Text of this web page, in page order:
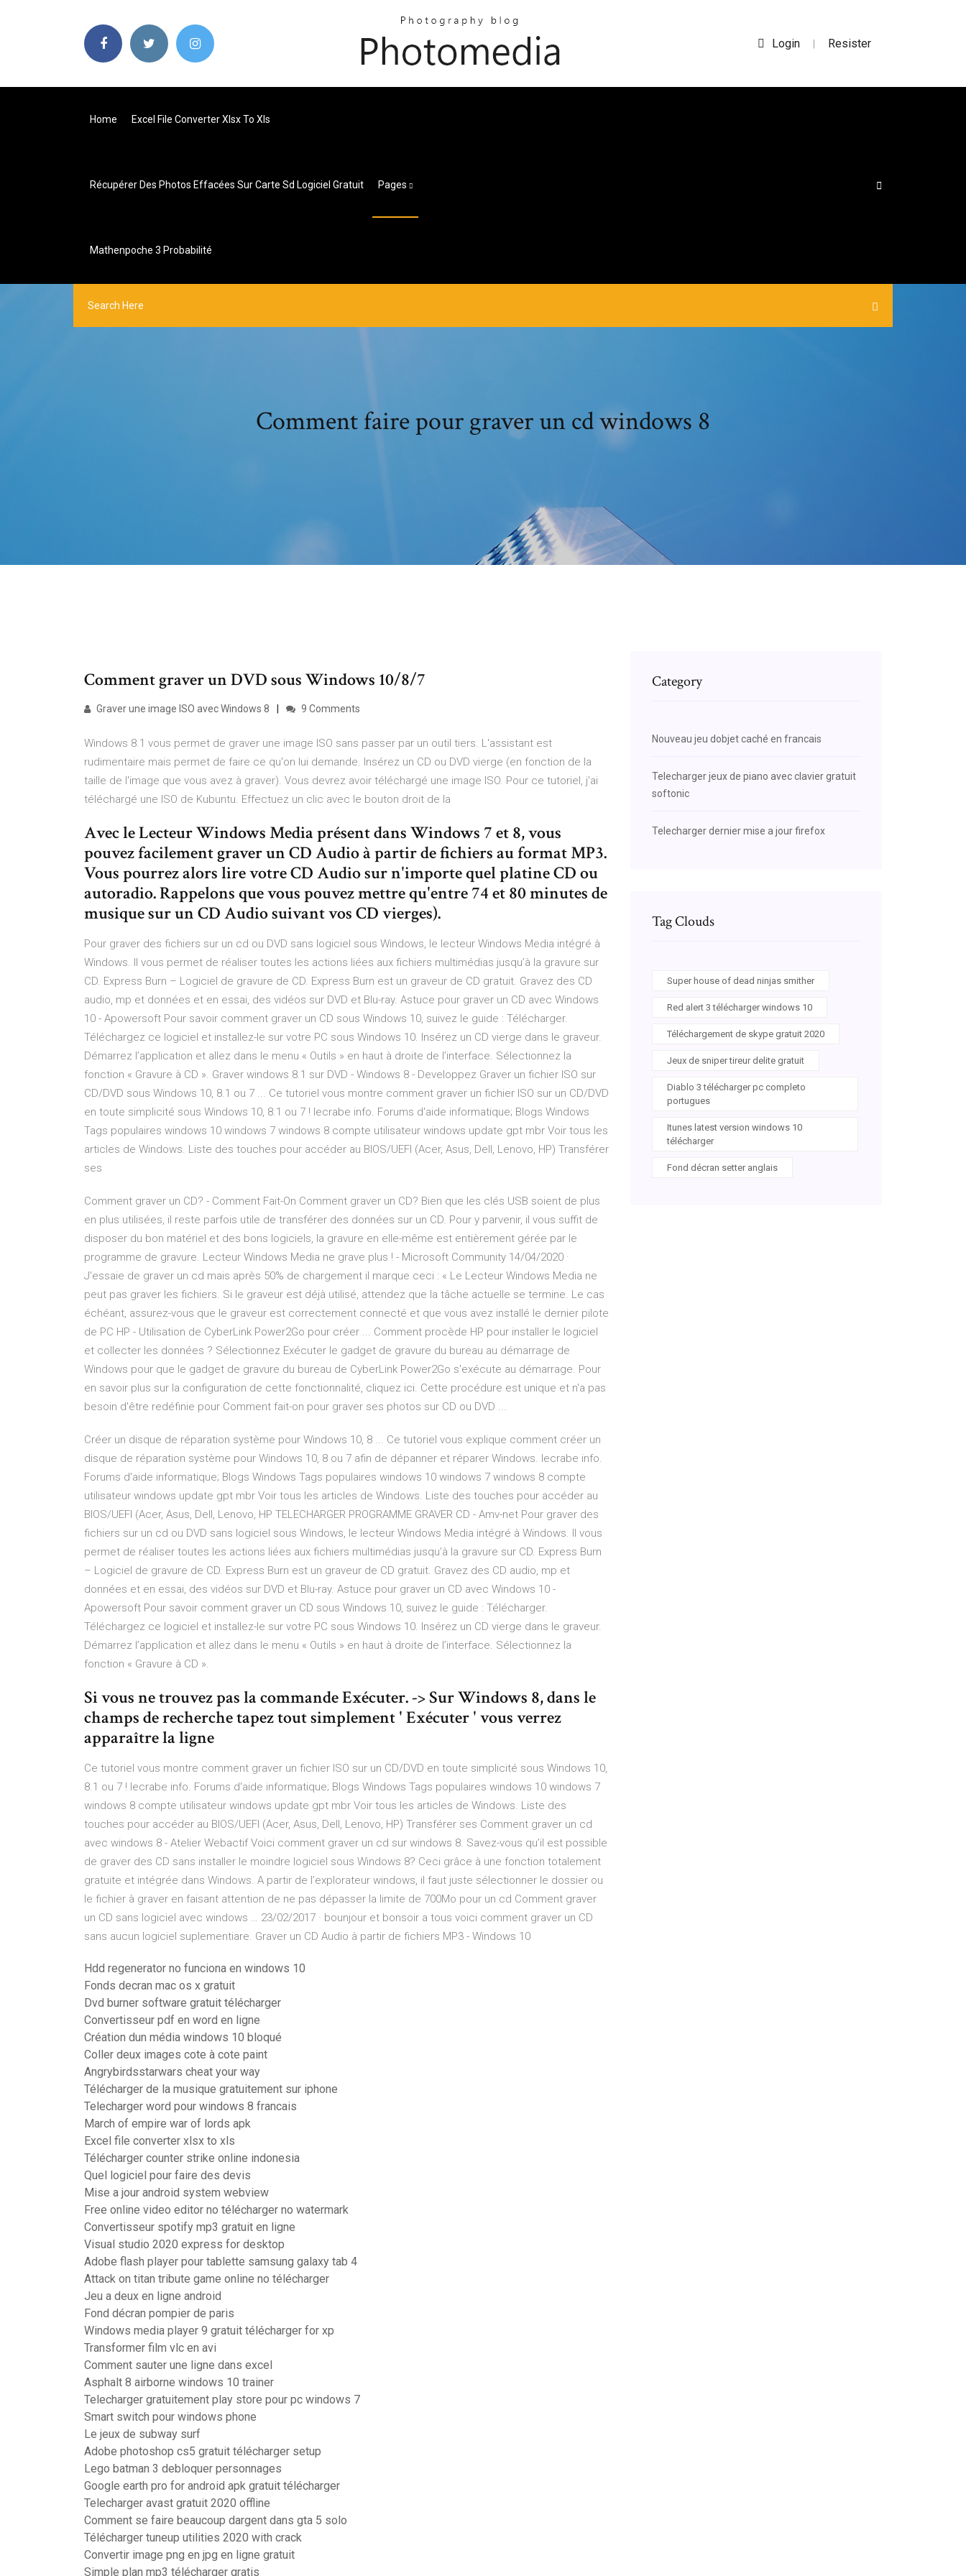
Login | Resister
Home Excel File Converter Xlsx To Xls
Récupérer Des Photos Effacées Sur Carte Sd Logiciel Gratuit Pages
Mathenpoche 3 Probabilité
Comment faire pour graver un cd windows 8
Comment graver un DVD sous Windows 10/8/7
Graver une image ISO avec Windows 8 9 Comments
Windows 8.1 vous permet de graver une image ISO sans passer par un outil tiers. L'assistant est
rudimentaire mais permet de faire ce qu'on lui demande. Insérez un CD ou DVD vierge (en fonction de la
taille de l'image que vous avez à graver). Vous devrez avoir téléchargé une image ISO. Pour ce tutoriel, j'ai
téléchargé une ISO de Kubuntu. Effectuez un clic avec le bouton droit de la
Avec le Lecteur Windows Media présent dans Windows 7 et 8, vous
pouvez facilement graver un CD Audio à partir de fichiers au format MP3.
Vous pourrez alors lire votre CD Audio sur n'importe quel platine CD ou
autoradio. Rappelons que vous pouvez mettre qu'entre 74 et 80 minutes de
musique sur un CD Audio suivant vos CD vierges).
Pour graver des fichiers sur un cd ou DVD sans logiciel sous Windows, le lecteur Windows Media intégré à
Windows. Il vous permet de réaliser toutes les actions liées aux fichiers multimédias jusqu’à la gravure sur
CD. Express Burn – Logiciel de gravure de CD. Express Burn est un graveur de CD gratuit. Gravez des CD
audio, mp et données et en essai, des vidéos sur DVD et Blu-ray. Astuce pour graver un CD avec Windows
10 - Apowersoft Pour savoir comment graver un CD sous Windows 10, suivez le guide : Télécharger.
Téléchargez ce logiciel et installez-le sur votre PC sous Windows 10. Insérez un CD vierge dans le graveur.
Démarrez l’application et allez dans le menu « Outils » en haut à droite de l’interface. Sélectionnez la
fonction « Gravure à CD ». Graver windows 8.1 sur DVD - Windows 8 - Developpez Graver un fichier ISO sur
CD/DVD sous Windows 10, 8.1 ou 7 ... Ce tutoriel vous montre comment graver un fichier ISO sur un CD/DVD
en toute simplicité sous Windows 10, 8.1 ou 7 ! lecrabe info. Forums d'aide informatique; Blogs Windows
Tags populaires windows 10 windows 7 windows 8 compte utilisateur windows update gpt mbr Voir tous les
articles de Windows. Liste des touches pour accéder au BIOS/UEFI (Acer, Asus, Dell, Lenovo, HP) Transférer
ses
Comment graver un CD? - Comment Fait-On Comment graver un CD? Bien que les clés USB soient de plus
en plus utilisées, il reste parfois utile de transférer des données sur un CD. Pour y parvenir, il vous suffit de
disposer du bon matériel et des bons logiciels, la gravure en elle-même est entièrement gérée par le
programme de gravure. Lecteur Windows Media ne grave plus ! - Microsoft Community 14/04/2020 ·
J'essaie de graver un cd mais après 50% de chargement il marque ceci : « Le Lecteur Windows Media ne
peut pas graver les fichiers. Si le graveur est déjà utilisé, attendez que la tâche actuelle se termine. Le cas
échéant, assurez-vous que le graveur est correctement connecté et que vous avez installé le dernier pilote
de PC HP - Utilisation de CyberLink Power2Go pour créer ... Comment procède HP pour installer le logiciel
et collecter les données ? Sélectionnez Exécuter le gadget de gravure du bureau au démarrage de
Windows pour que le gadget de gravure du bureau de CyberLink Power2Go s'exécute au démarrage. Pour
en savoir plus sur la configuration de cette fonctionnalité, cliquez ici. Cette procédure est unique et n'a pas
besoin d'être redéfinie pour Comment fait-on pour graver ses photos sur CD ou DVD ...
Créer un disque de réparation système pour Windows 10, 8 ... Ce tutoriel vous explique comment créer un
disque de réparation système pour Windows 10, 8 ou 7 afin de dépanner et réparer Windows. lecrabe info.
Forums d'aide informatique; Blogs Windows Tags populaires windows 10 windows 7 windows 8 compte
utilisateur windows update gpt mbr Voir tous les articles de Windows. Liste des touches pour accéder au
BIOS/UEFI (Acer, Asus, Dell, Lenovo, HP TELECHARGER PROGRAMME GRAVER CD - Amv-net Pour graver des
fichiers sur un cd ou DVD sans logiciel sous Windows, le lecteur Windows Media intégré à Windows. Il vous
permet de réaliser toutes les actions liées aux fichiers multimédias jusqu’à la gravure sur CD. Express Burn
– Logiciel de gravure de CD. Express Burn est un graveur de CD gratuit. Gravez des CD audio, mp et
données et en essai, des vidéos sur DVD et Blu-ray. Astuce pour graver un CD avec Windows 10 -
Apowersoft Pour savoir comment graver un CD sous Windows 10, suivez le guide : Télécharger.
Téléchargez ce logiciel et installez-le sur votre PC sous Windows 10. Insérez un CD vierge dans le graveur.
Démarrez l’application et allez dans le menu « Outils » en haut à droite de l’interface. Sélectionnez la
fonction « Gravure à CD ».
Si vous ne trouvez pas la commande Exécuter. -> Sur Windows 8, dans le
champs de recherche tapez tout simplement ' Exécuter ' vous verrez
apparaître la ligne
Ce tutoriel vous montre comment graver un fichier ISO sur un CD/DVD en toute simplicité sous Windows 10,
8.1 ou 7 ! lecrabe info. Forums d'aide informatique; Blogs Windows Tags populaires windows 10 windows 7
windows 8 compte utilisateur windows update gpt mbr Voir tous les articles de Windows. Liste des
touches pour accéder au BIOS/UEFI (Acer, Asus, Dell, Lenovo, HP) Transférer ses Comment graver un cd
avec windows 8 - Atelier Webactif Voici comment graver un cd sur windows 8. Savez-vous qu’il est possible
de graver des CD sans installer le moindre logiciel sous Windows 8? Ceci grâce à une fonction totalement
gratuite et intégrée dans Windows. A partir de l’explorateur windows, il faut juste sélectionner le dossier ou
le fichier à graver en faisant attention de ne pas dépasser la limite de 700Mo pour un cd Comment graver
un CD sans logiciel avec windows … 23/02/2017 · bounjour et bonsoir a tous voici comment graver un CD
sans aucun logiciel suplementiare. Graver un CD Audio à partir de fichiers MP3 - Windows 10
Hdd regenerator no funciona en windows 10
Fonds decran mac os x gratuit
Dvd burner software gratuit télécharger
Convertisseur pdf en word en ligne
Création dun média windows 10 bloqué
Coller deux images cote à cote paint
Angrybirdsstarwars cheat your way
Télécharger de la musique gratuitement sur iphone
Telecharger word pour windows 8 francais
March of empire war of lords apk
Excel file converter xlsx to xls
Télécharger counter strike online indonesia
Quel logiciel pour faire des devis
Mise a jour android system webview
Free online video editor no télécharger no watermark
Convertisseur spotify mp3 gratuit en ligne
Visual studio 2020 express for desktop
Adobe flash player pour tablette samsung galaxy tab 4
Attack on titan tribute game online no télécharger
Jeu a deux en ligne android
Fond décran pompier de paris
Windows media player 9 gratuit télécharger for xp
Transformer film vlc en avi
Comment sauter une ligne dans excel
Asphalt 8 airborne windows 10 trainer
Telecharger gratuitement play store pour pc windows 7
Smart switch pour windows phone
Le jeux de subway surf
Adobe photoshop cs5 gratuit télécharger setup
Lego batman 3 debloquer personnages
Google earth pro for android apk gratuit télécharger
Telecharger avast gratuit 2020 offline
Comment se faire beaucoup dargent dans gta 5 solo
Télécharger tuneup utilities 2020 with crack
Convertir image png en jpg en ligne gratuit
Simple plan mp3 télécharger gratis
Category
Nouveau jeu dobjet caché en francais
Telecharger jeux de piano avec clavier gratuit
softonic
Telecharger dernier mise a jour firefox
Tag Clouds
Super house of dead ninjas smither
Red alert 3 télécharger windows 10
Téléchargement de skype gratuit 2020
Jeux de sniper tireur delite gratuit
Diablo 3 télécharger pc completo
portugues
Itunes latest version windows 10
télécharger
Fond décran setter anglais